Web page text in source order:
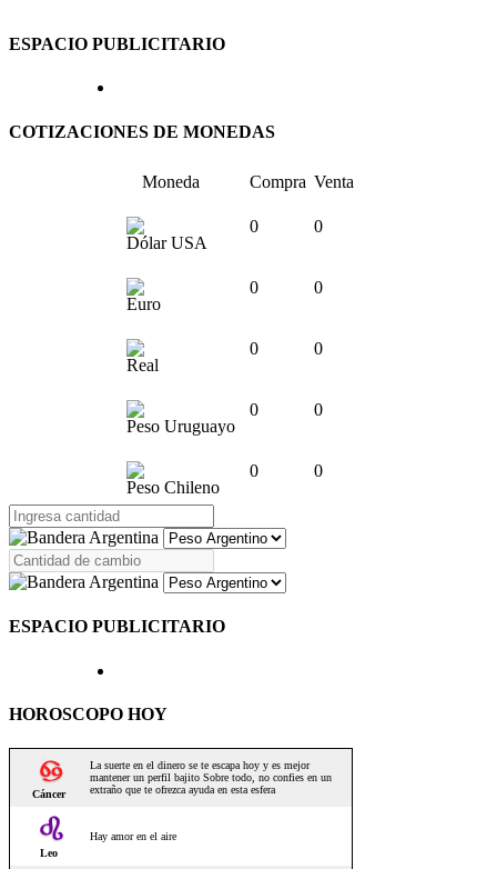
ESPACIO PUBLICITARIO
COTIZACIONES DE MONEDAS
Moneda Compra Venta
Dólar USA
0 0
Euro
0 0
Real
0 0
Peso Uruguayo
0 0
Peso Chileno
0 0
ESPACIO PUBLICITARIO
HOROSCOPO HOY